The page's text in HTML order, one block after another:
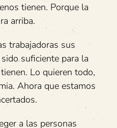
tienen. Porque la
arriba.
trabajadoras sus
suficiente para la
Lo quieren todo,
Ahora que estamos
a las personas